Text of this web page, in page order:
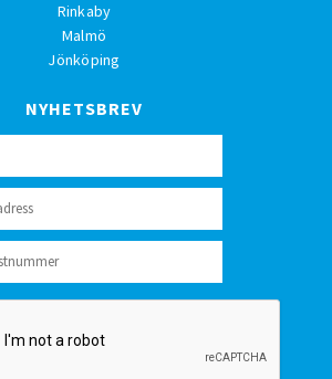
Rinkaby
Malmö
Jönköping
NYHETSBREV